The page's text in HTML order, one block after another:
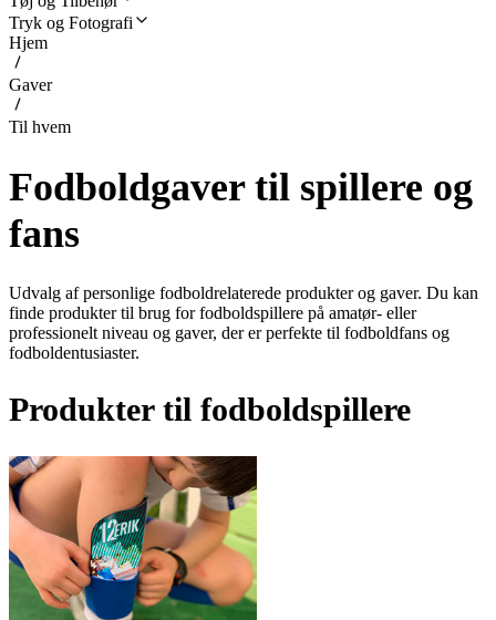
Tryk og Fotografi
Hjem
Gaver
Til hvem
Fodboldgaver til spillere og
fans
Udvalg af personlige fodboldrelaterede produkter og gaver. Du kan
finde produkter til brug for fodboldspillere på amatør- eller
professionelt niveau og gaver, der er perfekte til fodboldfans og
fodboldentusiaster.
Produkter til fodboldspillere